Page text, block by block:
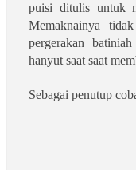
puisi ditulis untuk
Memaknainya
pergerakan
hanyut saat saat
Sebagai penutup